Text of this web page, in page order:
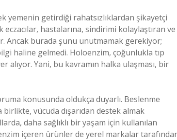
yemenin getirdiği rahatsızlıklardan şikayetçi
hastalarına, sindirimi kolaylaştıran ve
Ancak burada şunu unutmamak gerekiyor;
haline gelmedi. Holoenzim, çoğunlukla tıp
alıyor. Yani, bu kavramın halka ulaşması, bir
konusunda oldukça duyarlı. Beslenme
birlikte, vücuda dışarıdan destek almak
daha sağlıklı bir yaşam için kullanılan
içeren ürünler de yerel markalar